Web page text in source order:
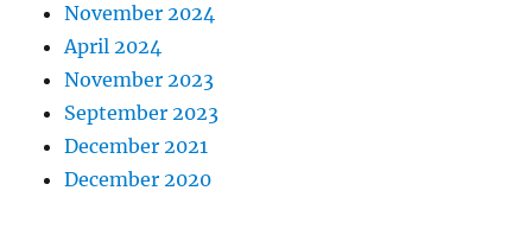
November 2024
April 2024
November 2023
September 2023
December 2021
December 2020